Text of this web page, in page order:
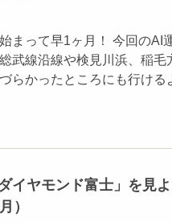
まって早1ヶ月！ 今回の
武線沿線や検見川浜、稲
らかったところにも行け
イヤモンド富士」を見
）